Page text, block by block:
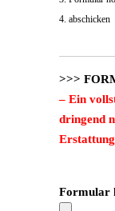
4. abschicken
>>>
– Ein
dringend
Formular